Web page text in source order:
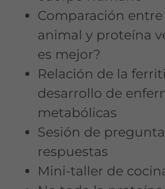
Comparación
animal y proteína
es mejor?
Relación de la
desarrollo de
metabólicas
Sesión de
respuestas
Mini-taller de